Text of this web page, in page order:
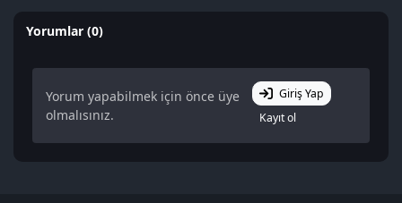
Yorumlar (0)
Yorum yapabilmek için önce üye
olmalısınız.
Giriş Yap
Kayıt ol